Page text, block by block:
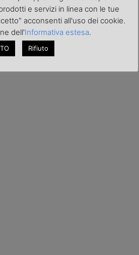
e servizi in linea con le tue
acconsenti all'uso dei cookie.
dell'Informativa estesa.
Rifiuto